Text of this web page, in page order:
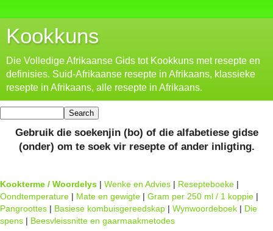
Kookkuns
Die Volledige Afrikaanse Gids tot Kookkuns met resepte en
definisies. Suid-Afrikaanse resepte in Afrikaans, klassieke
resepte in Afrikaans, alle resepte in Afrikaans.
Gebruik die soekenjin (bo) of die alfabetiese gidse
(onder) om te soek vir resepte of ander inligting.
Kookterme / Woordelys | Wenke en Advies | Resepteboeke |
Oondtemperature | Mate en gewigte | Gram per 250 ml / 1 koppie |
Pangroottes | Basiese kombuisgereedskap | Wynwoordeboek | Die
spens | Beesvleissnitte en gaarmaakmetodes